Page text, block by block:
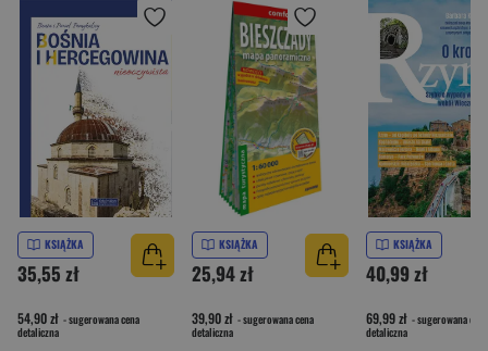
KSIĄŻKA
35,55 zł
54,90 zł - sugerowana cena
detaliczna
KSIĄŻKA
25,94 zł
39,90 zł - sugerowana cena
detaliczna
KSIĄŻKA
40,99 zł
69,99 zł - sugerowana cena
detaliczna